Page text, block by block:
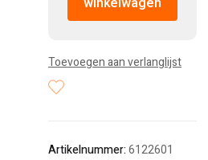
Toevoegen aan verlanglijst
Artikelnummer:6122601